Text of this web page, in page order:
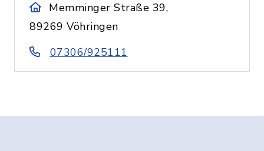
Memminger Straße 39,
89269 Vöhringen
07306/925111